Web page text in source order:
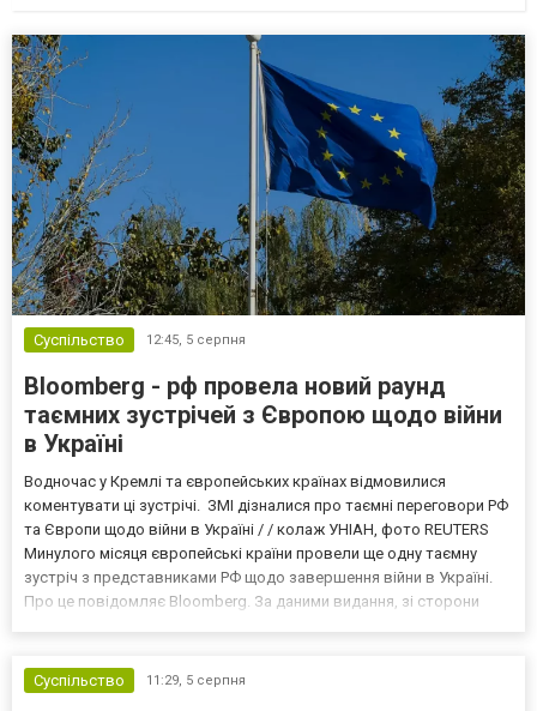
Суспільство 12:45, 5 серпня
Bloomberg - рф провела новий раунд
таємних зустрічей з Європою щодо війни
в Україні
Водночас у Кремлі та європейських країнах відмовилися
коментувати ці зустрічі. ЗМІ дізналися про таємні переговори РФ
та Європи щодо війни в Україні / / колаж УНІАН, фото REUTERS
Минулого місяця європейські країни провели ще одну таємну
зустріч з представниками РФ щодо завершення війни в Україні.
Про це повідомляє Bloomberg. За даними видання, зі сторони
Суспільство
11:29, 5 серпня